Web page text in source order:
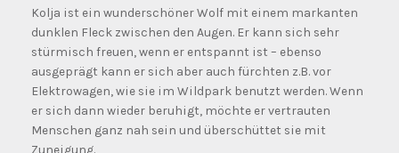
Kolja ist ein wunderschöner Wolf mit einem markanten
dunklen Fleck zwischen den Augen. Er kann sich sehr
stürmisch freuen, wenn er entspannt ist – ebenso
ausgeprägt kann er sich aber auch fürchten z.B. vor
Elektrowagen, wie sie im Wildpark benutzt werden. Wenn
er sich dann wieder beruhigt, möchte er vertrauten
Menschen ganz nah sein und überschüttet sie mit
Zuneigung.